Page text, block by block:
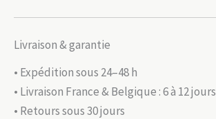
Livraison & garantie
• Expédition sous 24–48 h
• Livraison France & Belgique : 6 à 12 jours
• Retours sous 30 jours